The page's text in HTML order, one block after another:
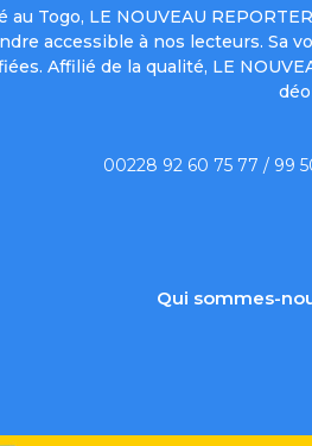
au Togo, LE NOUVEAU
accessible à nos lecteurs. Sa
Affilié de la qualité, LE
00228 92 60 75 77 / 99
Qui sommes-